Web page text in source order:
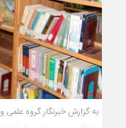
به گزارش خبرنگار گروه علمی